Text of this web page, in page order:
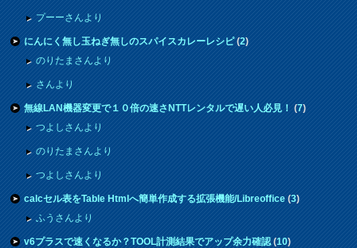
プーーさんより
にんにく無し玉ねぎ無しのスパイスカレーレシピ(2)
のりたまさんより
さんより
無線LAN機器変更で１０倍の速さNTTレンタルで遅い人必見！(7)
つよしさんより
のりたまさんより
つよしさんより
calcセル表をTable Htmlへ簡単作成する拡張機能/Libreoffice(3)
ふうさんより
v6プラスで速くなるか？TOOL計測結果でアップ余力確認(10)